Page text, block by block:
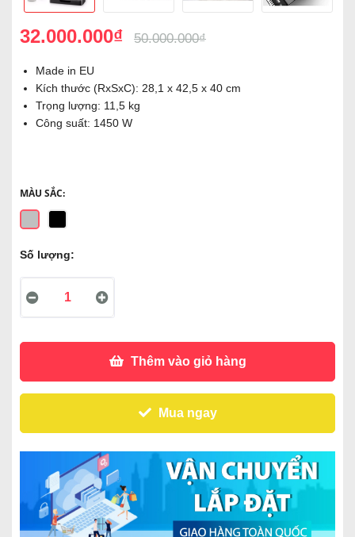
32.000.000₫ 50.000.000₫
Made in EU
Kích thước (RxSxC): 28,1 x 42,5 x 40 cm
Trọng lượng: 11,5 kg
Công suất: 1450 W
MÀU SẮC:
Số lượng:
Thêm vào giỏ hàng
Mua ngay